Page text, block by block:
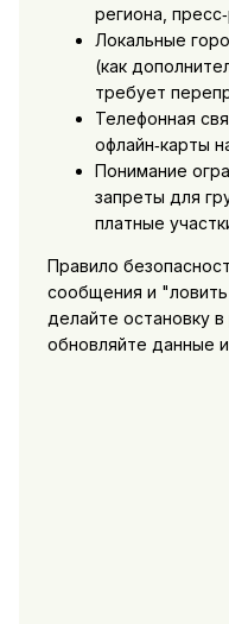
региона,
Локальные
(как
требует
Телефонная
офлайн‑карты
Понимание
запреты для
платные
Правило
сообщения и
делайте остановку
обновляйте данные